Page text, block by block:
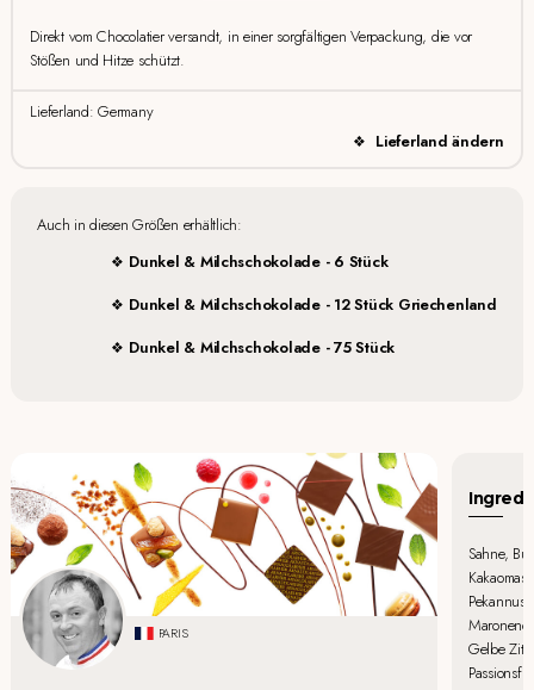
Direkt vom Chocolatier versandt, in einer sorgfältigen Verpackung, die vor
Stößen und Hitze schützt.
Lieferland: Germany
Lieferland ändern
Auch in diesen Größen erhältlich:
Dunkel & Milchschokolade - 6 Stück
Dunkel & Milchschokolade - 12 Stück Griechenland
Dunkel & Milchschokolade - 75 Stück
PARIS
Sahne,
Gelbe